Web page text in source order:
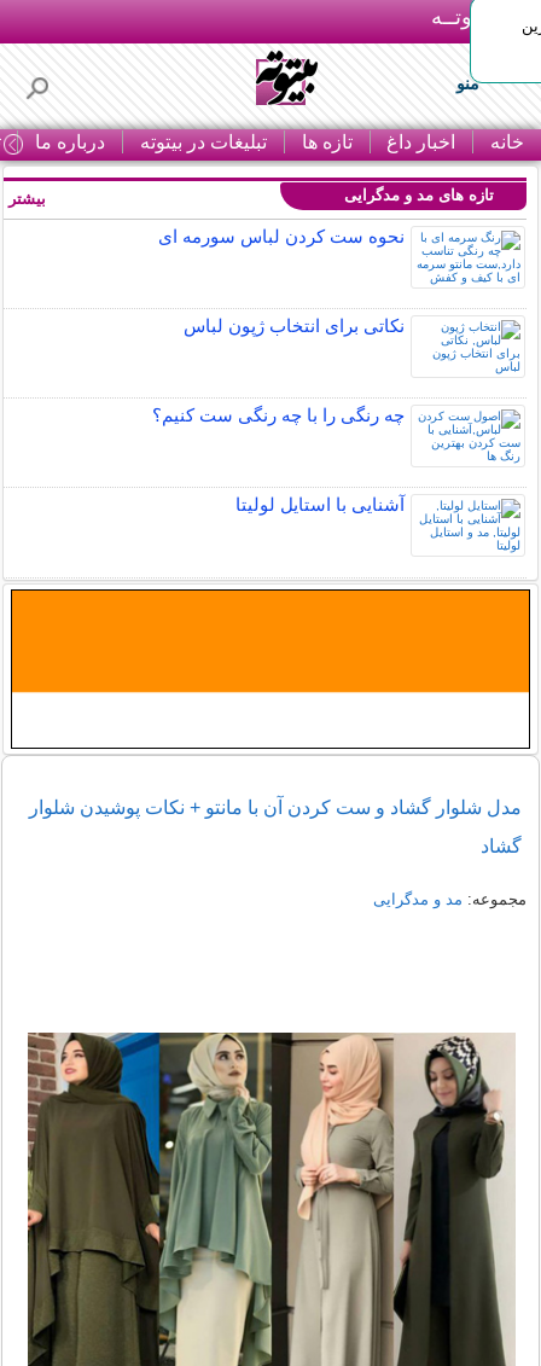
بـیتوتــه
منو
خانه اخبار داغ تازه ها تبلیغات در بیتوته درباره ما
تازه های مد و مدگرایی
نحوه ست کردن لباس سورمه ای
نکاتی برای انتخاب ژپون لباس
چه رنگی را با چه رنگی ست کنیم؟
آشنایی با استایل لولیتا
بیشتر
مدل شلوار گشاد و ست کردن آن با مانتو + نکات پوشیدن شلوار
گشاد
مجموعه: مد و مدگرایی